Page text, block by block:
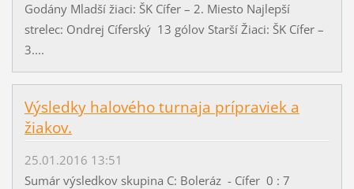
Godány Mladší žiaci: ŠK Cífer – 2. Miesto Najlepší
strelec: Ondrej Cíferský 13 gólov Starší Žiaci: ŠK Cífer –
3....
Výsledky halového turnaja prípraviek a
žiakov.
25.01.2016 13:51
Sumár výsledkov skupina C: Boleráz - Cífer 0 : 7